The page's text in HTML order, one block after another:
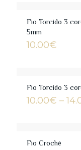
Fio Torcido 3
5mm
10.00€
Fio Torcido 3
10.00€ –
Fio Croché